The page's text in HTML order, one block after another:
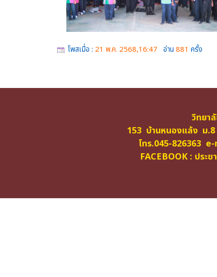
โพสเมื่อ : 21 พ.ค. 2568,16:47 อ่าน 881 ครั้ง
วิทยา
153 บ้านหนองแล้ง ม
โทร.045-826363
FACEBOOK : ประ